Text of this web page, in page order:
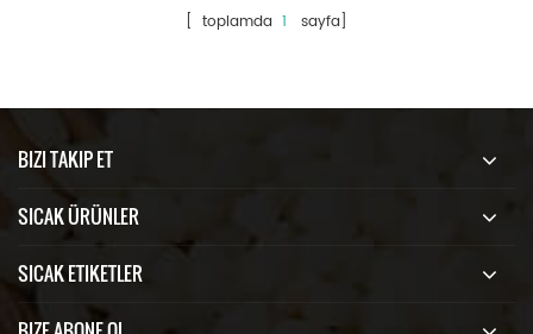
[ toplamda 1 sayfa]
BIZI TAKIP ET
SICAK ÜRÜNLER
SICAK ETIKETLER